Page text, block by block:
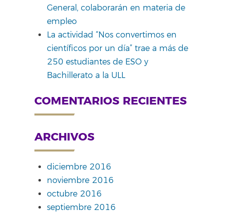
General, colaborarán en materia de
empleo
La actividad “Nos convertimos en
científicos por un día” trae a más de
250 estudiantes de ESO y
Bachillerato a la ULL
COMENTARIOS RECIENTES
ARCHIVOS
diciembre 2016
noviembre 2016
octubre 2016
septiembre 2016